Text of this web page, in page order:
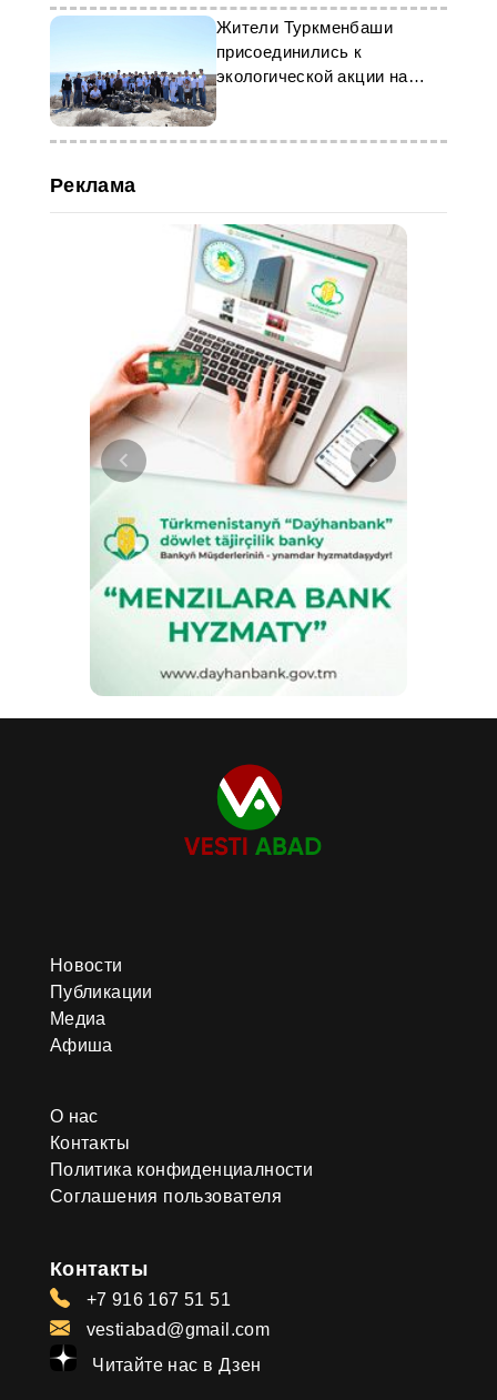
Жители Туркменбаши
присоединились к
экологической акции на
побережье Каспия
Реклама
Новости
Публикации
Медиа
Афиша
О нас
Контакты
Политика конфиденциалности
Соглашения пользователя
Контакты
+7 916 167 51 51
vestiabad@gmail.com
Читайте нас в Дзен